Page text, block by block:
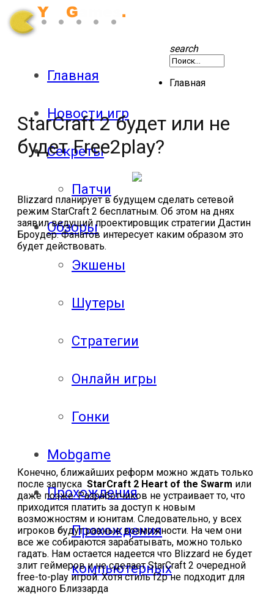
Главная
Новости игр
Секреты
Патчи
Обзоры
Экшены
Шутеры
Стратегии
Онлайн игры
Гонки
Mobgame
Прохождения
Прохождения
компьютерных
search
Главная
StarCraft 2 будет или не
будет Free2play?
Blizzard планирует в будущем сделать сетевой
режим StarCraft 2 бесплатным. Об этом на днях
заявил ведущий проектировщик стратегии Дастин
Броудер. Фанатов интересует каким образом это
будет действовать.
Конечно, ближайших реформ можно ждать только
после запуска StarCraft 2 Heart of the Swarm или
даже позже. Разработчиков не устраивает то, что
приходится платить за доступ к новым
возможностям и юнитам. Следовательно, у всех
игроков будут равные возможности. На чем они
все же собираются зарабатывать, можно только
гадать. Нам остается надеется что Blizzard не будет
злит геймеров и не сделает StarCraft 2 очередной
free-to-play игрой. Хотя стиль f2p не подходит для
жадного Близзарда